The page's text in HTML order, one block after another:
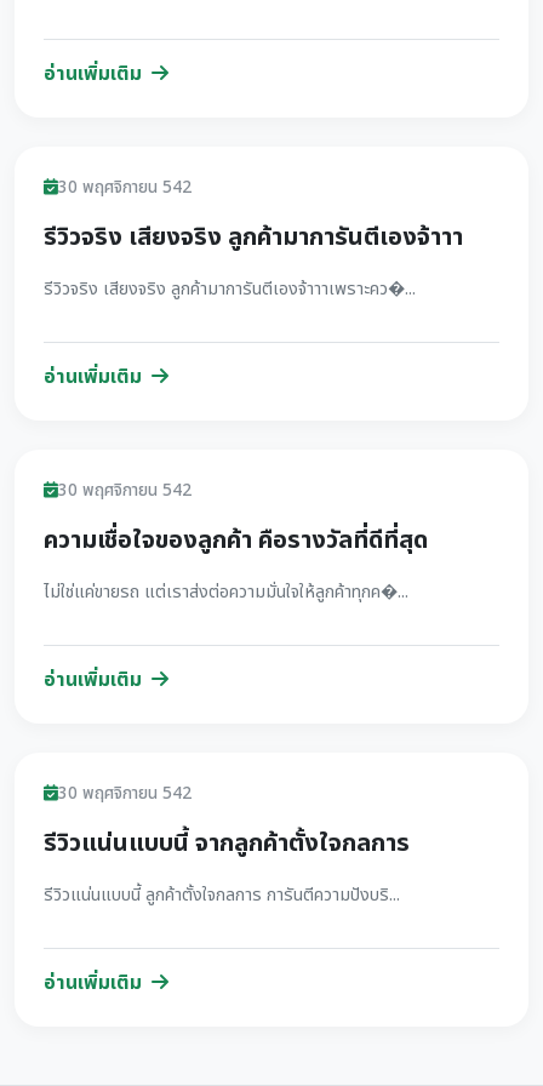
อ่านเพิ่มเติม
รีวิว
30 พฤศจิกายน 542
รีวิวจริง เสียงจริง ลูกค้ามาการันตีเองจ้าาา
รีวิวจริง เสียงจริง ลูกค้ามาการันตีเองจ้าาาเพราะคว�...
อ่านเพิ่มเติม
รีวิว
30 พฤศจิกายน 542
ความเชื่อใจของลูกค้า คือรางวัลที่ดีที่สุด
ไม่ใช่แค่ขายรถ แต่เราส่งต่อความมั่นใจให้ลูกค้าทุกค�...
อ่านเพิ่มเติม
รีวิว
30 พฤศจิกายน 542
รีวิวแน่นแบบนี้ จากลูกค้าตั้งใจกลการ
รีวิวแน่นแบบนี้ ลูกค้าตั้งใจกลการ การันตีความปังบริ...
อ่านเพิ่มเติม